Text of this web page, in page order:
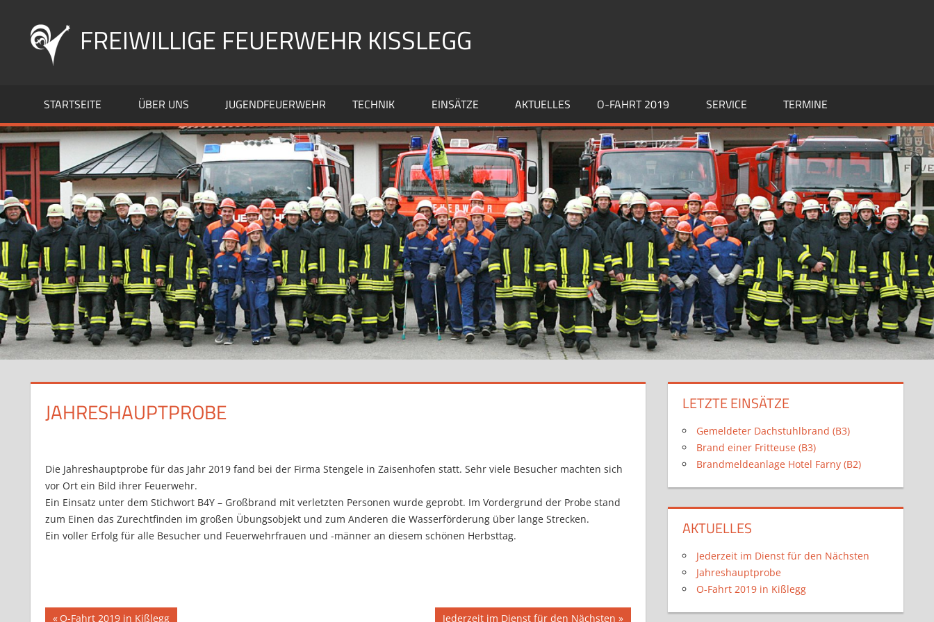
springen
FREIWILLIGE FEUERWEHR KISSLEGG
STARTSEITE ÜBER UNS JUGENDFEUERWEHR TECHNIK EINSÄTZE AKTUELLES O-FAHRT 2019 SERVICE TERMINE
JAHRESHAUPTPROBE
Die Jahreshauptprobe für das Jahr 2019 fand bei der Firma Stengele in Zaisenhofen statt. Sehr viele Besucher machten sich
vor Ort ein Bild ihrer Feuerwehr.
Ein Einsatz unter dem Stichwort B4Y – Großbrand mit verletzten Personen wurde geprobt. Im Vordergrund der Probe stand
zum Einen das Zurechtfinden im großen Übungsobjekt und zum Anderen die Wasserförderung über lange Strecken.
Ein voller Erfolg für alle Besucher und Feuerwehrfrauen und -männer an diesem schönen Herbsttag.
Vorheriger
O-Fahrt 2019 in Kißlegg Nächster
Jederzeit im Dienst für den Nächsten
LETZTE EINSÄTZE
Gemeldeter Dachstuhlbrand (B3)
Brand einer Fritteuse (B3)
Brandmeldeanlage Hotel Farny (B2)
AKTUELLES
Jederzeit im Dienst für den Nächsten
Jahreshauptprobe
O-Fahrt 2019 in Kißlegg